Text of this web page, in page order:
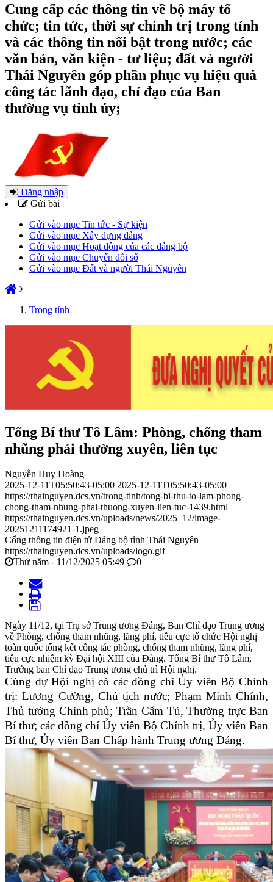
Cung cấp các thông tin về bộ máy tổ
chức; tin tức, thời sự chính trị trong tỉnh
và các thông tin nổi bật trong nước; các
văn bản, văn kiện - tư liệu; đất và người
Thái Nguyên góp phần phục vụ hiệu quả
công tác lãnh đạo, chỉ đạo của Ban
thường vụ tỉnh ủy;
Đăng nhập
Gửi bài
Gửi vào mục Tin tức - Sự kiện
Gửi vào mục Xây dựng đảng
Gửi vào mục Hoạt động của các đảng bộ
Gửi vào mục Chuyển đổi số
Gửi vào mục Đất và người Thái Nguyên
Trong tỉnh
Tổng Bí thư Tô Lâm: Phòng, chống tham
nhũng phải thường xuyên, liên tục
Nguyễn Huy Hoàng
2025-12-11T05:50:43-05:00 2025-12-11T05:50:43-05:00
https://thainguyen.dcs.vn/trong-tinh/tong-bi-thu-to-lam-phong-
chong-tham-nhung-phai-thuong-xuyen-lien-tuc-1439.html
https://thainguyen.dcs.vn/uploads/news/2025_12/image-
20251211174921-1.jpeg
Cổng thông tin điện tử Đảng bộ tỉnh Thái Nguyên
https://thainguyen.dcs.vn/uploads/logo.gif
Thứ năm - 11/12/2025 05:49
0
Ngày 11/12, tại Trụ sở Trung ương Đảng, Ban Chỉ đạo Trung ương
về Phòng, chống tham nhũng, lãng phí, tiêu cực tổ chức Hội nghị
toàn quốc tổng kết công tác phòng, chống tham nhũng, lãng phí,
tiêu cực nhiệm kỳ Đại hội XIII của Đảng. Tổng Bí thư Tô Lâm,
Trưởng ban Chỉ đạo Trung ương chủ trì Hội nghị.
Cùng dự Hội nghị có các đồng chí Ủy viên Bộ Chính
trị: Lương Cường, Chủ tịch nước; Phạm Minh Chính,
Thủ tướng Chính phủ; Trần Cẩm Tú, Thường trực Ban
Bí thư; các đồng chí Ủy viên Bộ Chính trị, Ủy viên Ban
Bí thư, Ủy viên Ban Chấp hành Trung ương Đảng.